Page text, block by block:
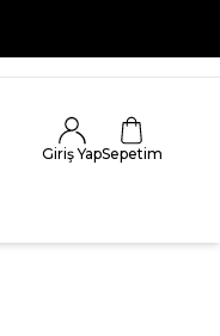
Giriş YapSepetim